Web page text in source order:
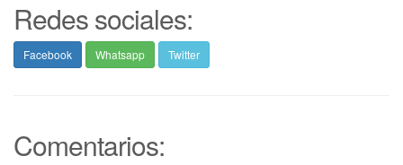
Redes sociales:
Facebook Whatsapp Twitter
Comentarios: